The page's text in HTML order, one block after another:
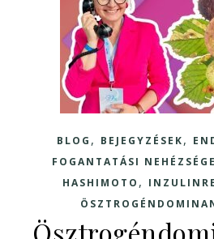
BLOG , BEJEGYZÉSEK,
FOGANTATÁSI
HASHIMOTO ,